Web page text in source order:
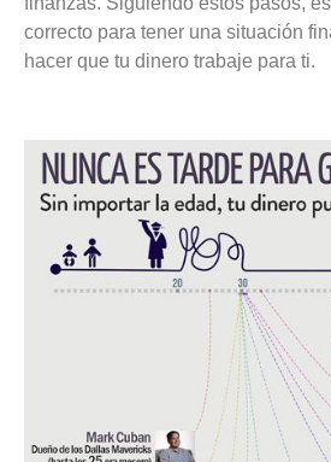
correcto para tener una situación
hacer que tu dinero trabaje para ti.